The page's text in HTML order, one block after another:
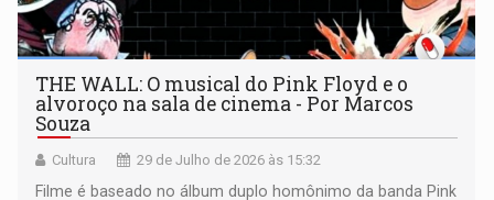
THE WALL: O musical do Pink Floyd e o
alvoroço na sala de cinema - Por Marcos
Souza
Cultura 29 de Julho de 2026 às 15:32
Filme é baseado no álbum duplo homônimo da banda Pink